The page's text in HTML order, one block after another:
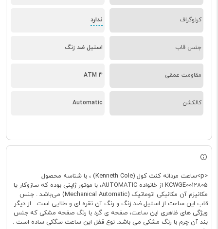
کرنوگراف ندارد
جنس قاب استیل ضد زنگ
مقاومت عمقی 3 ATM
کالکشن Automatic
<p>ساعت مردانه کنت کول (Kenneth Cole) ، با شناسه محصول
KCWGE0012805 از خانواده‌ AUTOMATIC، با موتور ژاپنی بوده که سازوکار یا
مکانیزم آن مکانیکی اتوماتیک (Mechanical Automatic) می‌باشد . جنس
قاب این ساعت از استیل ضد زنگ و رنگ آن نقره ای و طلایی است . از دیگر
ویژگی های ظاهری این ساعت، صفحه ی گرد با رنگ صفحه مشکی که جنس
بند آن چرم با رنگ مشکی می باشد. نوع قفل این ساعت سگکی ساده است .